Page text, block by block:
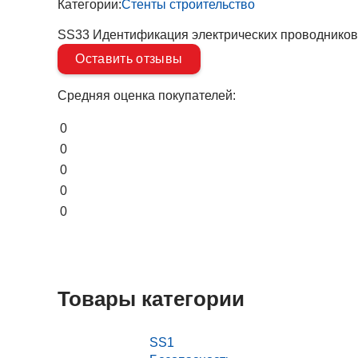
Категории:Стенты строительство
SS33 Идентификация электрических
Оставить отзывы
Средняя оценка покупателей:
0
0
0
0
0
Товары категории
SS1